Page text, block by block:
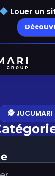
Louer un
🕵️ JUCUMARI